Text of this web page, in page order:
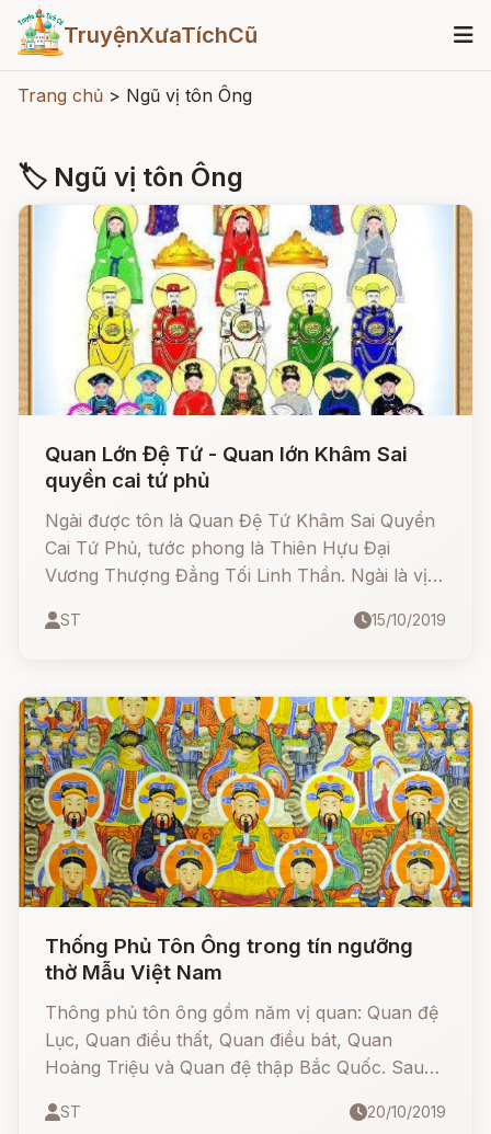
TruyệnXưaTíchCũ
Trang chủ > Ngũ vị tôn Ông
🏷 Ngũ vị tôn Ông
Quan Lớn Đệ Tứ - Quan lớn Khâm Sai
quyền cai tứ phủ
Ngài được tôn là Quan Đệ Tứ Khâm Sai Quyền
Cai Tứ Phủ, tước phong là Thiên Hựu Đại
Vương Thượng Đẳng Tối Linh Thần. Ngài là vị
chốn trần. Ông đứng hàng thứ tư trong Ngũ Vị
ST 15/10/2019
Thống Phủ Tôn Ông trong tín ngưỡng
thờ Mẫu Việt Nam
Thông phủ tôn ông gồm năm vị quan: Quan đệ
Lục, Quan điều thất, Quan điều bát, Quan
Hoàng Triệu và Quan đệ thập Bắc Quốc. Sau
thêm Quan Điều thất và Quan Hoàng Triệu.
ST 20/10/2019